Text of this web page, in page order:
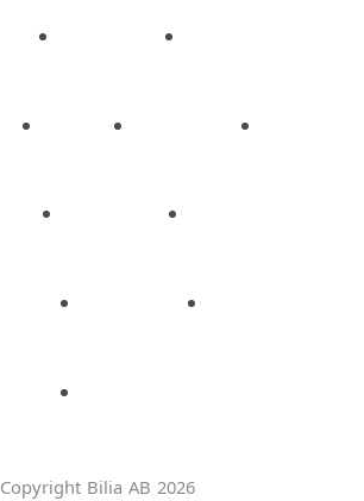
Copyright Bilia AB 2026